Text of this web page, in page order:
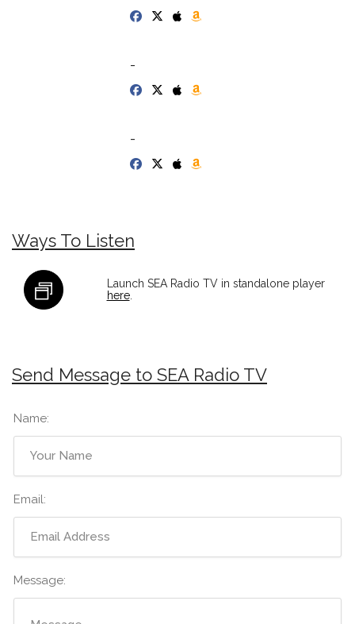
-
-
Ways To Listen
Launch SEA Radio TV in standalone player
here.
Send Message to SEA Radio TV
Name:
Email:
Message: